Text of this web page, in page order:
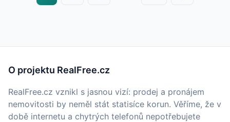
O projektu RealFree.cz
RealFree.cz vznikl s jasnou vizí: prodej a pronájem
nemovitosti by neměl stát statisíce korun. Věříme, že v
době internetu a chytrých telefonů nepotřebujete